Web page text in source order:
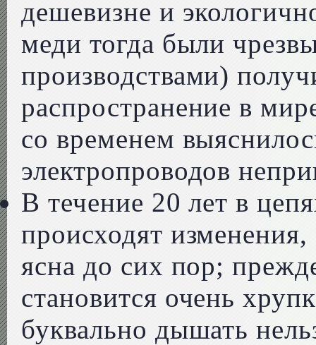
дешевизне и
меди тогда были
производствами)
распространение в
со временем
электропроводов
В течение 20 лет в
происходят
ясна до сих пор;
становится очень
буквально дышать